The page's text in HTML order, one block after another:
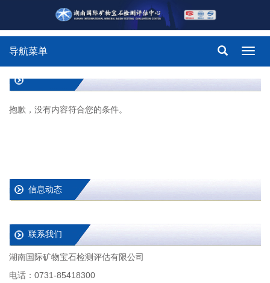
导航菜单
抱歉，没有内容符合您的条件。
信息动态
联系我们
湖南国际矿物宝石检测评估有限公司
电话：0731-85418300